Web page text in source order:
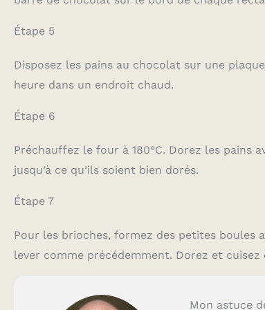
Étape 5
Disposez les pains au chocolat sur une
heure dans un endroit chaud.
Étape 6
Préchauffez le four à 180°C. Dorez les pains
jusqu’à ce qu’ils soient bien dorés.
Étape 7
Pour les brioches, formez des petites boules
lever comme précédemment. Dorez et
Mon astuce